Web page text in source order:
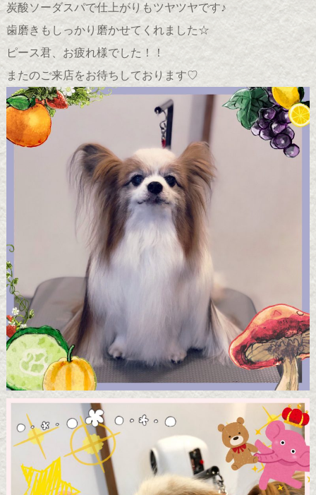
炭酸ソーダスパで仕上がりもツヤツヤです♪
歯磨きもしっかり磨かせてくれました☆
ピース君、お疲れ様でした！！
またのご来店をお待ちしております♡